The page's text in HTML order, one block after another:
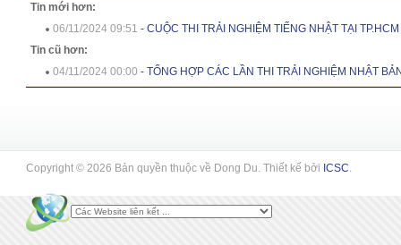
Tin mới hơn:
06/11/2024 09:51 - CUỘC THI TRẢI NGHIỆM TIẾNG NHẬT TẠI TP.HCM
Tin cũ hơn:
04/11/2024 00:00 - TỔNG HỢP CÁC LẦN THI TRẢI NGHIỆM NHẬT
Copyright © 2026 Bản quyền thuộc về Dong Du. Thiết kế bởi ICSC.